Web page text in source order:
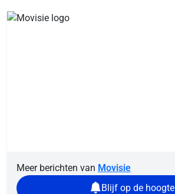
Meer berichten van Movisie
Blijf op de hoogte